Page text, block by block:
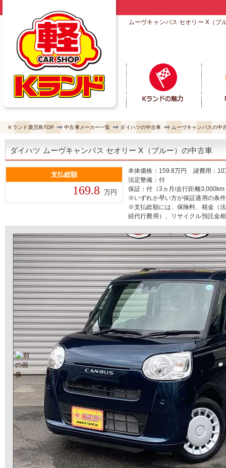
ムーヴキャンバス セオリー X（ブ
Ｋランド鹿児島TOP 中古車メーカー一覧 ダイハツの中古車 ムーヴキャンバスの中
ダイハツ ムーヴキャンバス セオリー X（ブルー）の中古車
支払総額
169.8 万円
本体価格：159.8万円 諸費用：10
法定整備：付
保証：付（3ヵ月/走行距離3,000km
※いずれか早い方が保証適用の条
※支払総額には、保険料、税金（
続代行費用）、リサイクル預託金